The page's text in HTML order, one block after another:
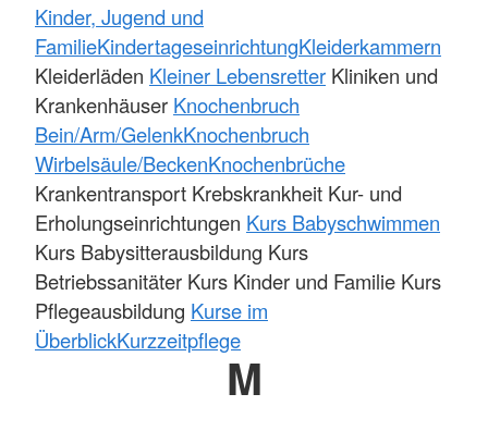
Kinder, Jugend und
FamilieKindertageseinrichtungKleiderkammern
Kleiderläden Kleiner Lebensretter Kliniken und
Krankenhäuser Knochenbruch
Bein/Arm/GelenkKnochenbruch
Wirbelsäule/BeckenKnochenbrüche
Krankentransport Krebskrankheit Kur- und
Erholungseinrichtungen Kurs Babyschwimmen
Kurs Babysitterausbildung Kurs
Betriebssanitäter Kurs Kinder und Familie Kurs
Pflegeausbildung Kurse im
ÜberblickKurzzeitpflege
M